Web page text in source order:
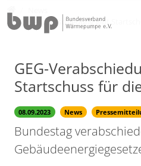
GEG-Verabschiedung gibt
GEG-
Startschuss für
08.09.2023 News
Bundestag